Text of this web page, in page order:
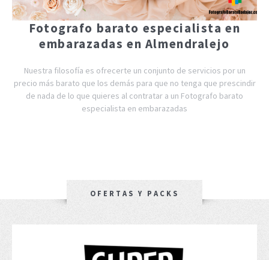
Fotografo barato especialista en
embarazadas en Almendralejo
Nuestra filosofía es ofrecerte un conjunto de servicios por un
precio más barato que los demás para que no tenga que prescindir
de nada de lo que quieres al contratar a un Fotografo barato
especialista en embarazadas
OFERTAS Y PACKS